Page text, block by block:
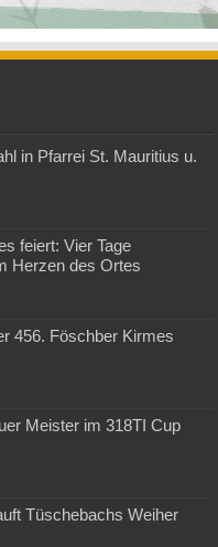
in Pfarrei St. Mauritius u.
feiert: Vier Tage
Herzen des Ortes
456. Föschber Kirmes
Meister im 318TI Cup
Tüschebachs Weiher